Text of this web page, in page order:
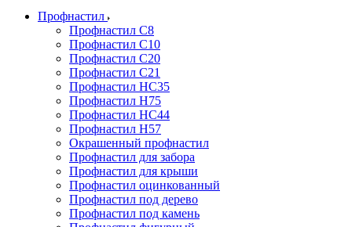
Профнастил
Профнастил С8
Профнастил С10
Профнастил С20
Профнастил С21
Профнастил НС35
Профнастил Н75
Профнастил HC44
Профнастил Н57
Окрашенный профнастил
Профнастил для забора
Профнастил для крыши
Профнастил оцинкованный
Профнастил под дерево
Профнастил под камень